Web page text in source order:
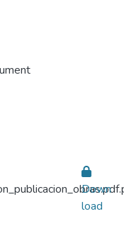
Down
load